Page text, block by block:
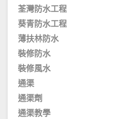
荃灣防水工程
葵青防水工程
薄扶林防水
裝修防水
裝修風水
通渠
通渠劑
通渠教學